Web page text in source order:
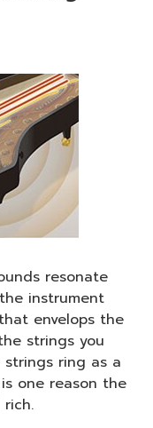
resonate
instrument
envelops the
strings you
ring as a
one reason the